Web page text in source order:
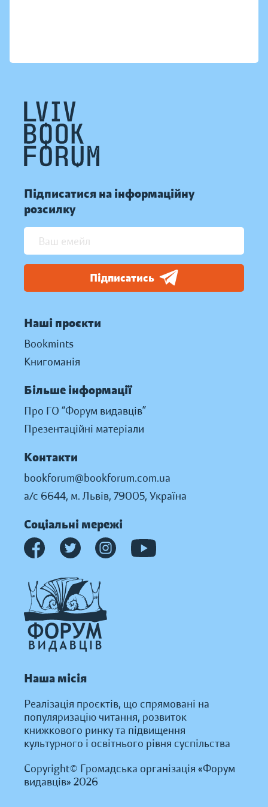
Підписатися на інформаційну
розсилку
Підписатись
Наші проєкти
Bookmints
Книгоманія
Більше інформації
Про ГО “Форум видавців”
Презентаційні матеріали
Контакти
bookforum@bookforum.com.ua
а/с 6644, м. Львів, 79005, Україна
Соціальні мережі
Наша місія
Реалізація проєктів, що спрямовані на
популяризацію читання, розвиток
книжкового ринку та підвищення
культурного і освітнього рівня суспільства
Copyright© Громадська організація «Форум
видавців» 2026